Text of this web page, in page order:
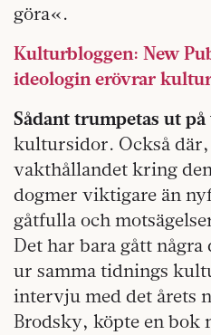
göra«.
Kulturbloggen: New
ideologin erövrar
Sådant trumpetas ut på
kultursidor. Också
vakthållandet kring
dogmer viktigare än
gåtfulla och
Det har bara gått några
ur samma tidnings
intervju med det årets
Brodsky, köpte en bok